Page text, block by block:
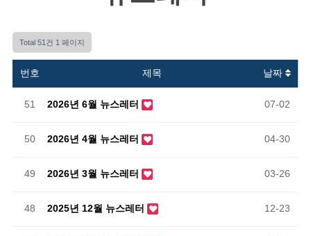
Total 51건 1 페이지
번호 제목 날짜
51 2026년 6월 뉴스레터 07-02
50 2026년 4월 뉴스레터 04-30
49 2026년 3월 뉴스레터 03-26
48 2025년 12월 뉴스레터 12-23